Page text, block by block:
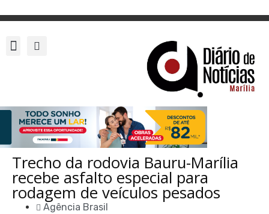
Trecho da rodovia Bauru-Marília
recebe asfalto especial para
rodagem de veículos pesados
Agência Brasil